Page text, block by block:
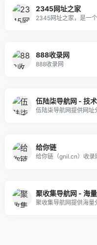
2345网址之家
2345网址之家，是一
888收录网
888收录网
伍陆柒导航网提供网址
给你链
给你链（gnil.cn）收录
聚收集导航网 - 海
聚收集导航网提供海量